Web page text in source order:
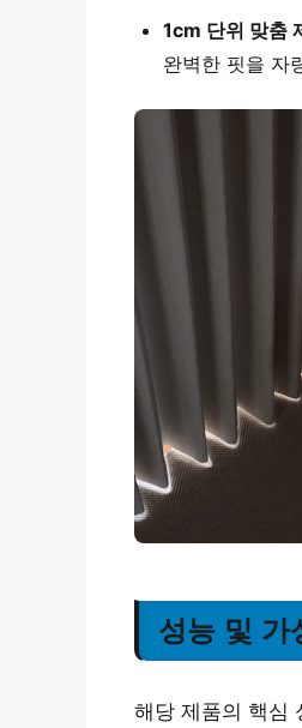
1cm 단위 맞춤
완벽한 핏을 자
성능 및 가
해당 제품의 핵심